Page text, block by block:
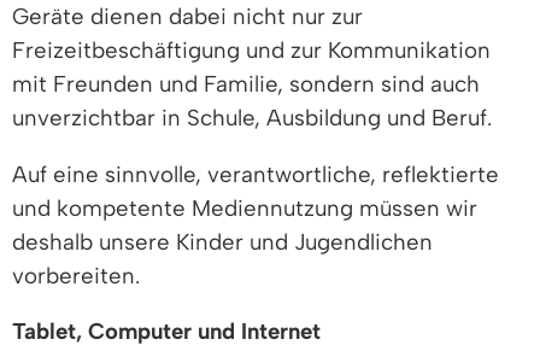
Geräte dienen dabei nicht nur zur
Freizeitbeschäftigung und zur Kommunikation
mit Freunden und Familie, sondern sind auch
unverzichtbar in Schule, Ausbildung und Beruf.
Auf eine sinnvolle, verantwortliche, reflektierte
und kompetente Mediennutzung müssen wir
deshalb unsere Kinder und Jugendlichen
vorbereiten.
Tablet, Computer und Internet